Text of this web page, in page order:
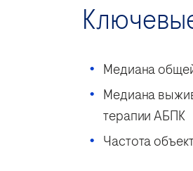
Медиана
Медиана
терапии АБПК
Частота